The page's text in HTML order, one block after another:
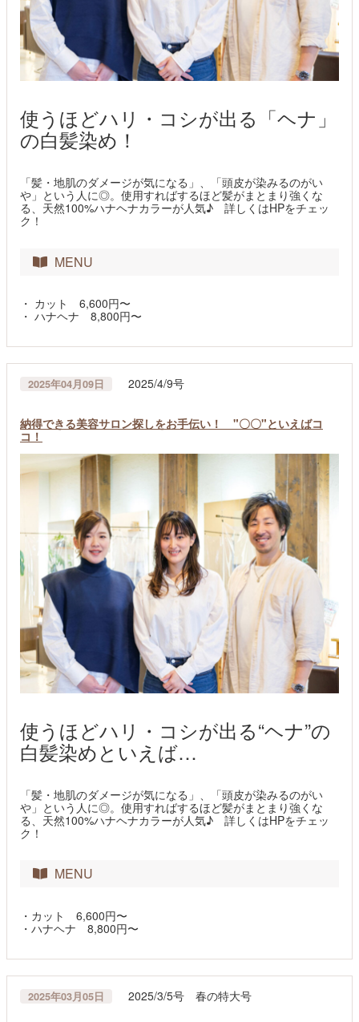
使うほどハリ・コシが出る「ヘナ」
の白髪染め！
「髪・地肌のダメージが気になる」、「頭皮が染みるのがい
や」という人に◎。使用すればするほど髪がまとまり強くな
る、天然100%ハナヘナカラーが人気♪ 詳しくはHPをチェッ
ク！
MENU
・ カット 6,600円〜
・ ハナヘナ 8,800円〜
2025年04月09日 2025/4/9号
納得できる美容サロン探しをお手伝い！ "〇〇"といえばコ
コ！
使うほどハリ・コシが出る“ヘナ”の
白髪染めといえば…
「髪・地肌のダメージが気になる」、「頭皮が染みるのがい
や」という人に◎。使用すればするほど髪がまとまり強くな
る、天然100%ハナヘナカラーが人気♪ 詳しくはHPをチェッ
ク！
MENU
・カット 6,600円〜
・ハナヘナ 8,800円〜
2025年03月05日 2025/3/5号 春の特大号